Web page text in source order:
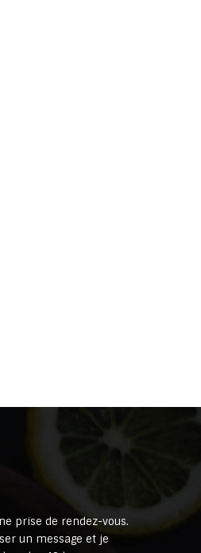
prise de rendez-vous.
un message et je